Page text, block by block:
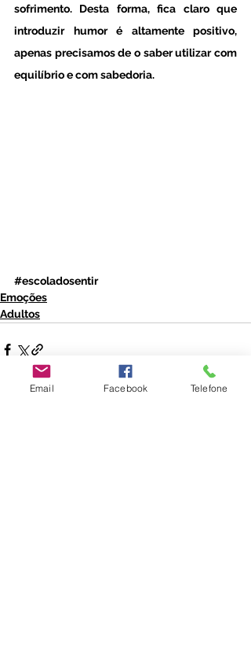
sofrimento. Desta forma, fica claro que
introduzir humor é altamente positivo,
apenas precisamos de o saber utilizar com
equilíbrio e com sabedoria.
#escoladosentir
Emoções
Adultos
Email Facebook Telefone